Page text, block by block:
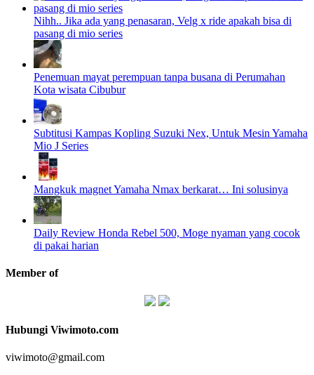
Nihh.. Jika ada yang penasaran, Velg x ride apakah bisa di
pasang di mio series
Penemuan mayat perempuan tanpa busana di Perumahan
Kota wisata Cibubur
Subtitusi Kampas Kopling Suzuki Nex, Untuk Mesin Yamaha
Mio J Series
Mangkuk magnet Yamaha Nmax berkarat… Ini solusinya
Daily Review Honda Rebel 500, Moge nyaman yang cocok
di pakai harian
Member of
Hubungi Viwimoto.com
viwimoto@gmail.com